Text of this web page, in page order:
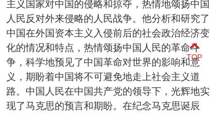
主义国家对中国的侵略和掠夺，热情地颂扬中国
人民反对外来侵略的人民战争。他分析和研究了
中国在外国资本主义入侵前后的社会政治经济变
化的情况和特点，热情颂扬中国人民的革命斗
争，科学地预见了中国革命对世界的影响和意
义，期盼着中国将不可避免地走上社会主义道
路。中国人民在中国共产党的领导下，光辉地实
现了马克思的预言和期盼。在纪念马克思诞辰
TOP